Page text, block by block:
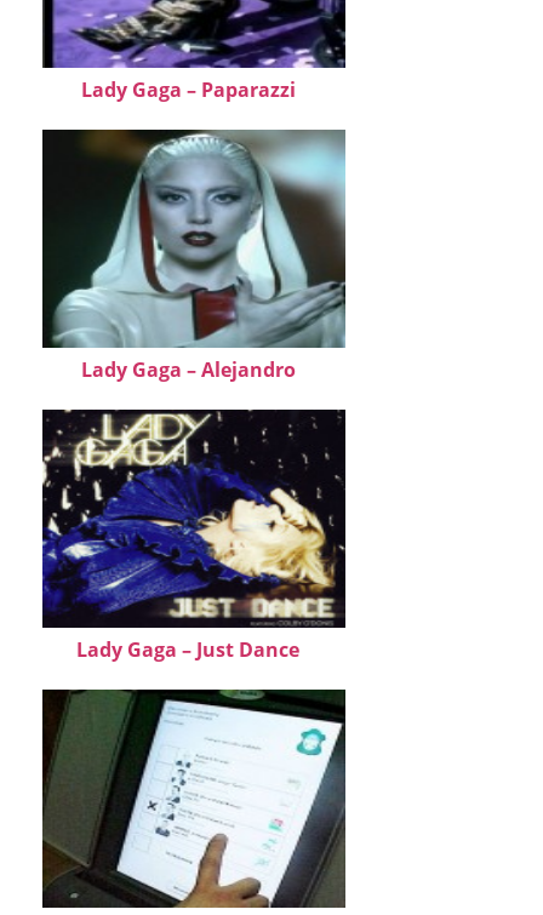
Lady Gaga – Paparazzi
Lady Gaga – Alejandro
Lady Gaga – Just Dance